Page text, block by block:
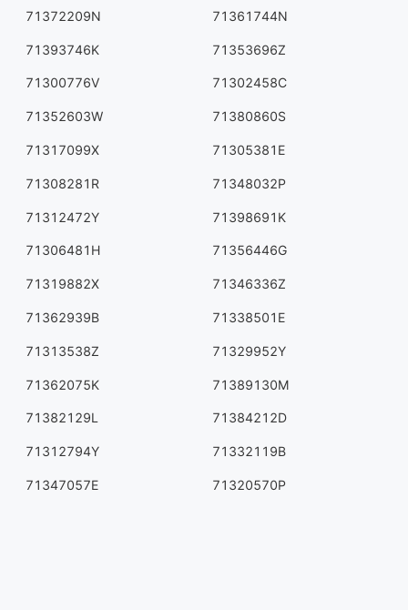
71372209N 71361744N
71393746K 71353696Z
71300776V 71302458C
71352603W 71380860S
71317099X 71305381E
71308281R 71348032P
71312472Y 71398691K
71306481H 71356446G
71319882X 71346336Z
71362939B 71338501E
71313538Z 71329952Y
71362075K 71389130M
71382129L 71384212D
71312794Y 71332119B
71347057E 71320570P